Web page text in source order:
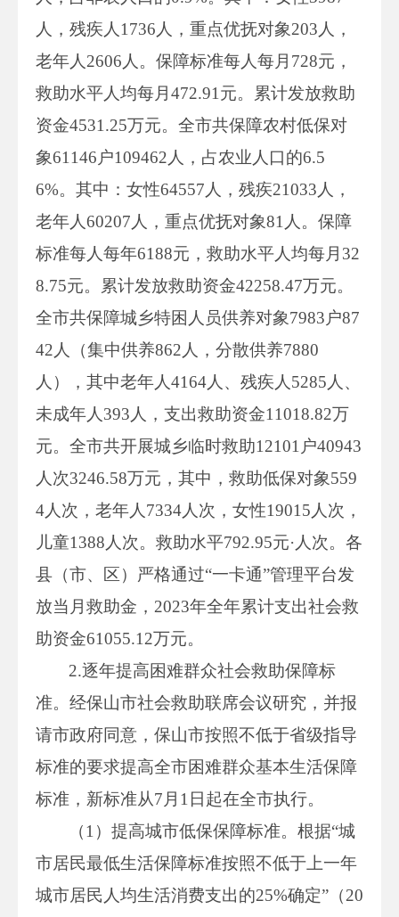
人，残疾人1736人，重点优抚对象203人，
老年人2606人。保障标准每人每月728元，
救助水平人均每月472.91元。累计发放救助
资金4531.25万元。全市共保障农村低保对
象61146户109462人，占农业人口的6.5
6%。其中：女性64557人，残疾21033人，
老年人60207人，重点优抚对象81人。保障
标准每人每年6188元，救助水平人均每月32
8.75元。累计发放救助资金42258.47万元。
全市共保障城乡特困人员供养对象7983户87
42人（集中供养862人，分散供养7880
人），其中老年人4164人、残疾人5285人、
未成年人393人，支出救助资金11018.82万
元。全市共开展城乡临时救助12101户40943
人次3246.58万元，其中，救助低保对象559
4人次，老年人7334人次，女性19015人次，
儿童1388人次。救助水平792.95元·人次。各
县（市、区）严格通过“一卡通”管理平台发
放当月救助金，2023年全年累计支出社会救
助资金61055.12万元。
2.逐年提高困难群众社会救助保障标
准。经保山市社会救助联席会议研究，并报
请市政府同意，保山市按照不低于省级指导
标准的要求提高全市困难群众基本生活保障
标准，新标准从7月1日起在全市执行。
（1）提高城市低保保障标准。根据“城
市居民最低生活保障标准按照不低于上一年
城市居民人均生活消费支出的25%确定”（20